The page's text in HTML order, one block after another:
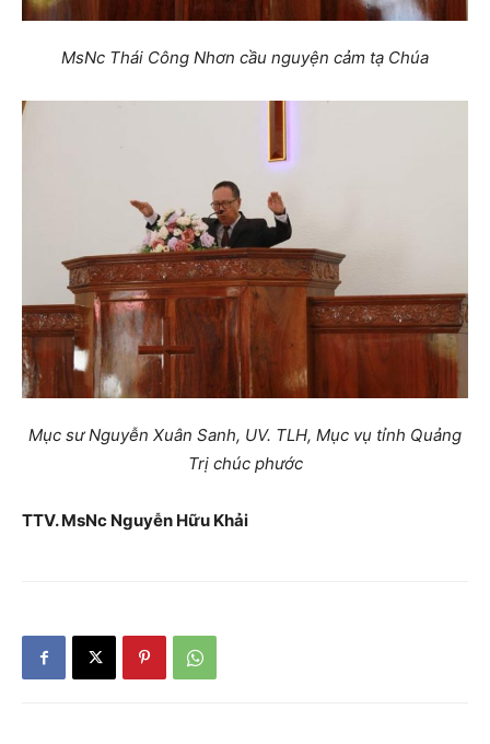
MsNc Thái Công Nhơn cầu nguyện cảm tạ Chúa
Mục sư Nguyễn Xuân Sanh, UV. TLH, Mục vụ tỉnh Quảng
Trị chúc phước
TTV. MsNc Nguyễn Hữu Khải